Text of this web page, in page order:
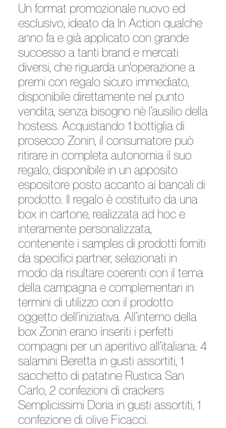
Un format promozionale nuovo ed
esclusivo, ideato da In Action qualche
anno fa e già applicato con grande
successo a tanti brand e mercati
diversi, che riguarda un'operazione a
premi con regalo sicuro immediato,
disponibile direttamente nel punto
vendita, senza bisogno nè l’ausilio della
hostess. Acquistando 1 bottiglia di
prosecco Zonin, il consumatore può
ritirare in completa autonomia il suo
regalo, disponibile in un apposito
espositore posto accanto ai bancali di
prodotto. Il regalo è costituito da una
box in cartone, realizzata ad hoc e
interamente personalizzata,
contenente i samples di prodotti forniti
da specifici partner, selezionati in
modo da risultare coerenti con il tema
della campagna e complementari in
termini di utilizzo con il prodotto
oggetto dell’iniziativa. All’interno della
box Zonin erano inseriti i perfetti
compagni per un aperitivo all’italiana: 4
salamini Beretta in gusti assortiti, 1
sacchetto di patatine Rustica San
Carlo, 2 confezioni di crackers
Semplicissimi Doria in gusti assortiti, 1
confezione di olive Ficacci.